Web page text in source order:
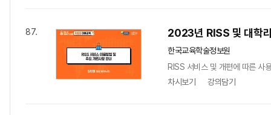
87. 2023년 RISS 및 대학
한국교육학술정보원
RISS 서비스 및 개편에 따른
차시보기
강의담기